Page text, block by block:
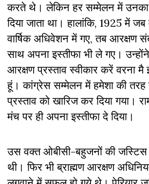
करते थे। लेकिन हर सम्मेलन में उनका
दिया जाता था। हालांकि, 1925 में
वार्षिक अधिवेशन में गए, तब आरक्षण
साथ अपना इस्तीफा भी ले गए।
आरक्षण प्रस्ताव स्वीकार करें वरना मै
हूं। कांग्रेस सम्मेलन में हमेशा की तरह
प्रस्ताव को खारिज कर दिया गया।
मंच पर ही अपना इस्तीफा दे दिया।
उस वक्त ओबीसी-बहुजनों की जस्टिस
थी। फिर भी ब्राह्मण आरक्षण